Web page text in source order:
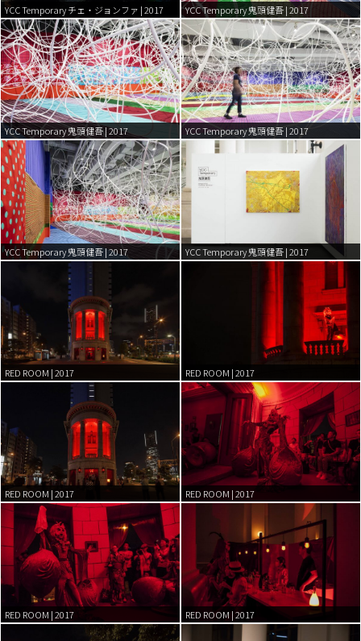
YCC Temporary チェ・ジョンファ | 2017 YCC Temporary 鬼頭健吾 | 2017
YCC Temporary 鬼頭健吾 | 2017 YCC Temporary 鬼頭健吾 | 2017
YCC Temporary 鬼頭健吾 | 2017 YCC Temporary 鬼頭健吾 | 2017
RED ROOM | 2017 RED ROOM | 2017
RED ROOM | 2017 RED ROOM | 2017
RED ROOM | 2017 RED ROOM | 2017